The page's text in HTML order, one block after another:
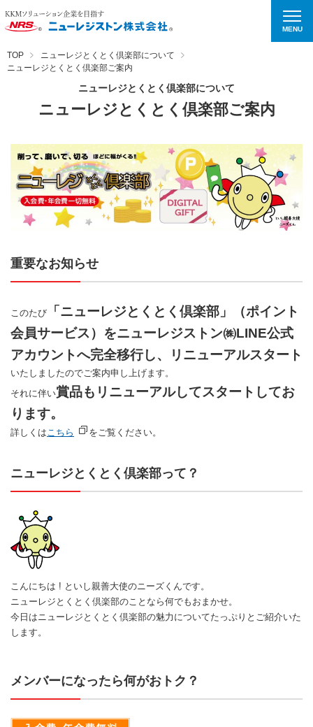
MENU
TOP
ニューレジとくとく倶楽部について
ニューレジとくとく倶楽部ご案内
ニューレジとくとく倶楽部について
ニューレジとくとく倶楽部ご案内
重要なお知らせ
このたび
「ニューレジとくとく倶楽部」（ポイント
会員サービス）をニューレジストン㈱LINE公式
アカウントへ完全移行し、リニューアルスタート
いたしましたのでご案内申し上げます。
それに伴い賞品もリニューアルしてスタートしてお
ります。
詳しくは こちら をご覧ください。
ニューレジとくとく倶楽部って？
こんにちは ! といし親善大使のニーズくんです。
ニューレジとくとく倶楽部のことなら何でもおまかせ。
今日はニューレジとくとく倶楽部の魅力についてたっぷりとご紹介いた
します。
メンバーになったら何がおトク？